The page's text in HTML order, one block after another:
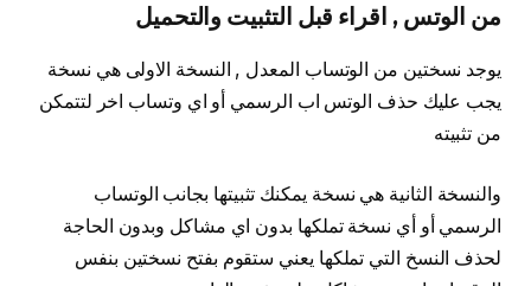
من الوتس , اقراء قبل التثبيت والتحميل
يوجد نسختين من الوتساب المعدل , النسخة الاولى هي نسخة
يجب عليك حذف الوتس اب الرسمي أو اي وتساب اخر لتتمكن
من تثبيته
والنسخة الثانية هي نسخة يمكنك تثبيتها بجانب الوتساب
الرسمي أو أي نسخة تملكها بدون اي مشاكل وبدون الحاجة
لحذف النسخ التي تملكها يعني ستقوم بفتح نسختين بنفس